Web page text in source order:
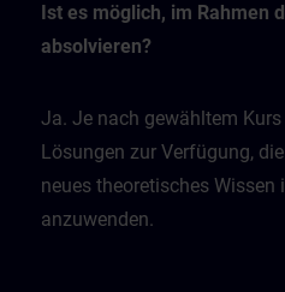
Ist es möglich, im Rahmen
absolvieren?
Ja. Je nach gewähltem
Lösungen zur Verfügung,
neues theoretisches Wissen
anzuwenden.